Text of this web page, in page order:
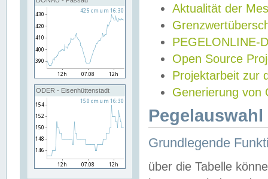
ODER - Eisenhüttenstadt
Aktualität der
PEGELONLINE-
Open Source
Projektarbeit zur
Generierung von
Grundlegende
über die Tabelle